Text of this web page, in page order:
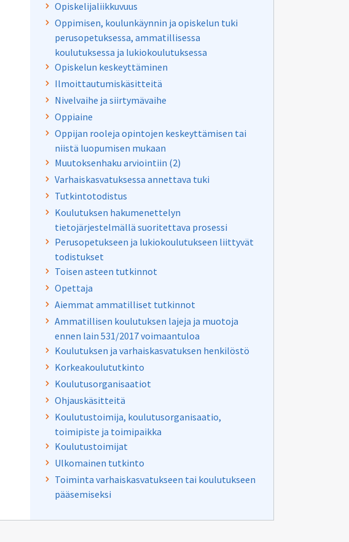
Opiskelijaliikkuvuus
Oppimisen, koulunkäynnin ja opiskelun tuki
perusopetuksessa, ammatillisessa
koulutuksessa ja lukiokoulutuksessa
Opiskelun keskeyttäminen
Ilmoittautumiskäsitteitä
Nivelvaihe ja siirtymävaihe
Oppiaine
Oppijan rooleja opintojen keskeyttämisen tai
niistä luopumisen mukaan
Muutoksenhaku arviointiin (2)
Varhaiskasvatuksessa annettava tuki
Tutkintotodistus
Koulutuksen hakumenettelyn
tietojärjestelmällä suoritettava prosessi
Perusopetukseen ja lukiokoulutukseen liittyvät
todistukset
Toisen asteen tutkinnot
Opettaja
Aiemmat ammatilliset tutkinnot
Ammatillisen koulutuksen lajeja ja muotoja
ennen lain 531/2017 voimaantuloa
Koulutuksen ja varhaiskasvatuksen henkilöstö
Korkeakoulututkinto
Koulutusorganisaatiot
Ohjauskäsitteitä
Koulutustoimija, koulutusorganisaatio,
toimipiste ja toimipaikka
Koulutustoimijat
Ulkomainen tutkinto
Toiminta varhaiskasvatukseen tai koulutukseen
pääsemiseksi